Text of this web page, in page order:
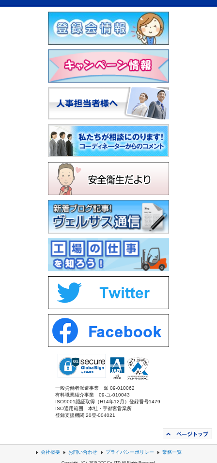
一般労働者派遣事業 派 09-010062
有料職業紹介事業 09-ユ-010043
ISO9001認証取得（H14年12月）登録番号1479
ISO適用範囲 本社・宇都宮営業所
登録支援機関 20登-004021
会社概要 お問い合わせ プライバシーポリシー 業務一覧